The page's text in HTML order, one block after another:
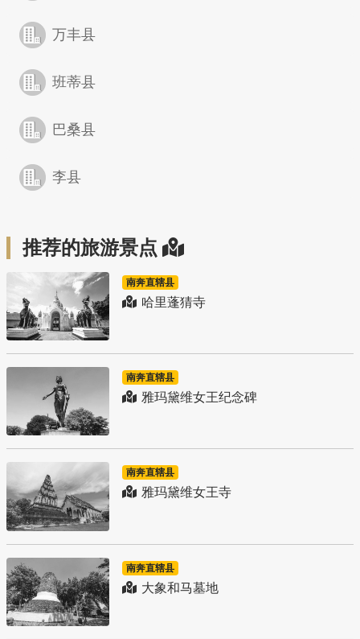
万丰县
班蒂县
巴桑县
李县
推荐的旅游景点
南奔直辖县
哈里蓬猜寺
南奔直辖县
雅玛黛维女王纪念碑
南奔直辖县
雅玛黛维女王寺
南奔直辖县
大象和马墓地